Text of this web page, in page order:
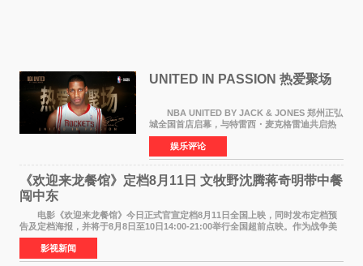
UNITED IN PASSION 热爱聚场
NBA UNITED BY JACK & JONES 郑州正弘
城全国首店启幕，与特雷西・麦克格雷迪共启热
爱 2026 年7 月21 日，
NBAUNITEDBYJACK&JONES 全国首店，于郑
州正弘城正式启幕。NBA 传奇球星
娱乐评论
《欢迎来龙餐馆》定档8月11日 文牧野沈腾蒋奇明带中餐
闯中东
电影《欢迎来龙餐馆》今日正式官宣定档8月11日全国上映，同时发布定档预
告及定档海报，并将于8月8日至10日14:00-21:00举行全国超前点映。作为战争美
食大片，影片讲述的是中国厨师徐福（沈腾
影视新闻